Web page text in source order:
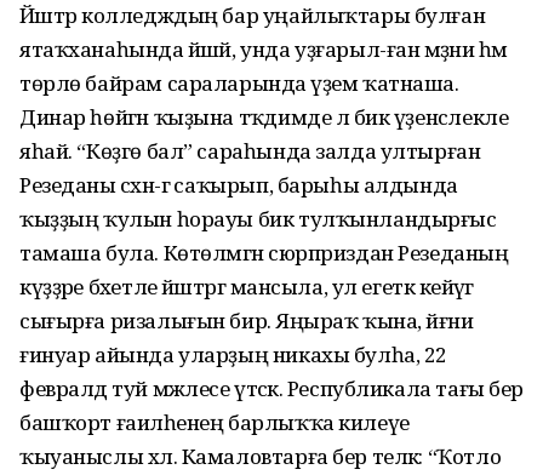
Йәштәр колледждың бар уңайлыҡтары булған
ятаҡханаһында йәшәй, унда уҙғарыл-ған мәҙәни һәм
төрлө байрам сараларында әүҙем ҡатнаша.
Динар һөйгән ҡыҙына тәҡдимде лә бик үҙенсәлекле
яһай. “Көҙгө бал” сараһында залда ултырған
Резеданы сәхнә-гә саҡырып, барыһы алдында
ҡыҙҙың ҡулын һорауы бик тулҡынландырғыс
тамаша була. Көтөлмәгән сюрприздан Резеданың
күҙҙәре бәхетле йәштәргә мансыла, ул егеткә кейәүгә
сығырға ризалығын бирә. Яңыраҡ ҡына, йәғни
ғинуар айында уларҙың никахы булһа, 22
февралдә туй мәжлесе үтәсәк. Республикала тағы бер
башҡорт ғаиләһенең барлыҡҡа килеүе
ҡыуаныслы хәл. Камаловтарға бер теләк: “Ҡотло